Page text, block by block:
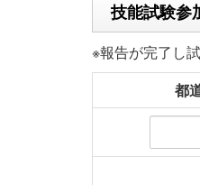
技能試験参
※報告が完了し
都